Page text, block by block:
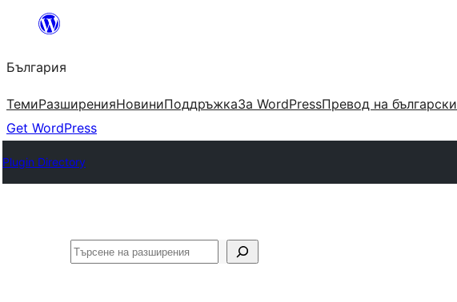
България
ТемиРазширенияНовиниПоддръжкаЗа WordPressПревод на български
Get WordPress
Plugin Directory
Търсене